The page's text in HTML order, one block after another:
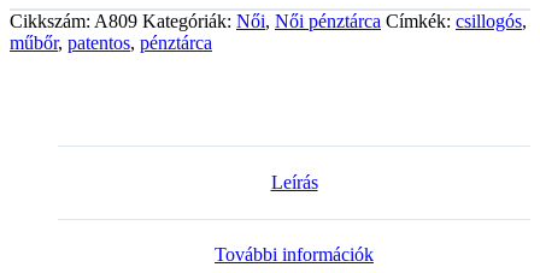
Cikkszám: A809 Kategóriák: Női, Női pénztárca Címkék: csillogós,
műbőr, patentos, pénztárca
Leírás
További információk